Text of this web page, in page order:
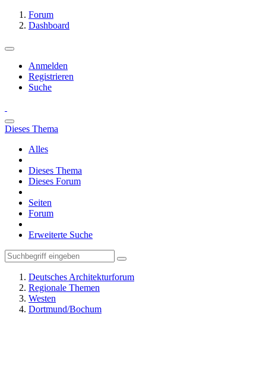
Forum
Dashboard
Anmelden
Registrieren
Suche
Dieses Thema
Alles
Dieses Thema
Dieses Forum
Seiten
Forum
Erweiterte Suche
Deutsches Architekturforum
Regionale Themen
Westen
Dortmund/Bochum